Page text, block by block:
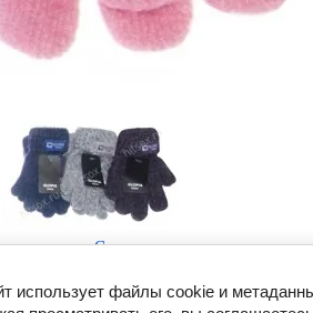
Следующее
использует файлы cookie и